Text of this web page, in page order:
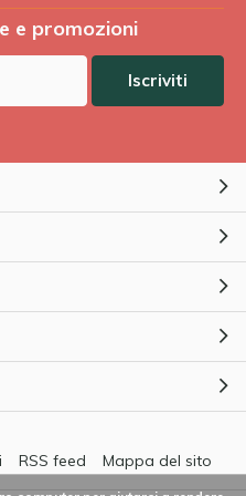
e promozioni
Iscriviti
RSS feed Mappa del sito